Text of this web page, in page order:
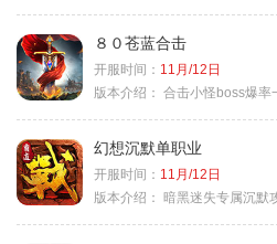
８０苍蓝合击
开服时间： 11月/12日
版本介绍： 合击小怪boss爆率
幻想沉默单职业
开服时间： 11月/12日
版本介绍：
暗黑迷失专属沉默